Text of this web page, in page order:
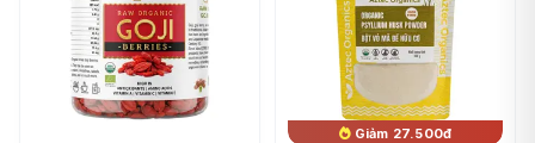
Giảm 27.500đ